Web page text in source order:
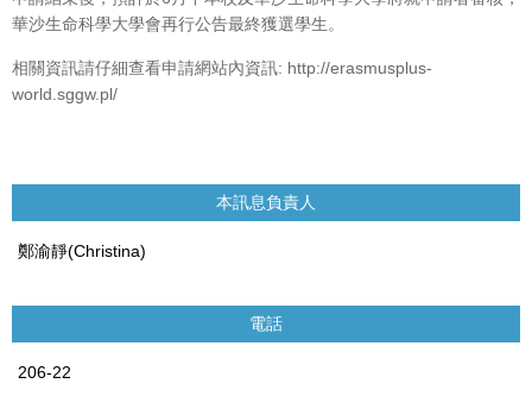
華沙生命科學大學會再行公告最終獲選學生。
相關資訊請仔細查看申請網站內資訊: http://erasmusplus-
world.sggw.pl/
本訊息負責人
鄭渝靜(Christina)
電話
206-22